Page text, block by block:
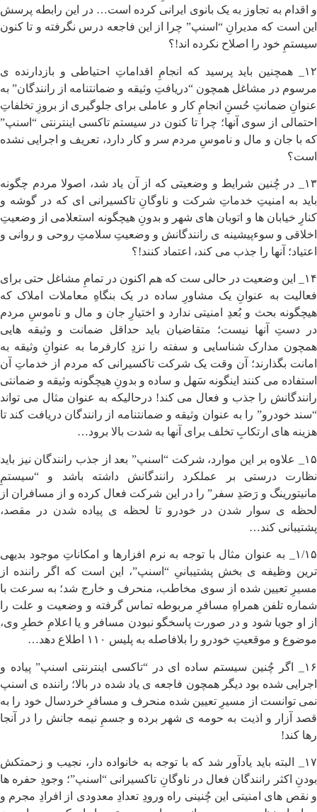
و اقدام به تجاوز به یک بانوی ایرانی کرده است… در این رابطه پرسش
این است که مدیرانِ “اسنپ” چرا از این فاجعه درس نگرفته و تا کنون
سیستمِ خود را اصلاح نکرده اند!؟
۱۲_ همچنین باید پرسید که انجامِ اقداماتِ احتیاطی و بازدارنده ی
مرسوم در مشاغل همچون “دریافتِ وثیقه و ضمانتنامه از رانندگان” به
عنوانِ ضمانتِ حُسنِ انجامِ کار و عاملی برای جلوگیری از بروزِ تخلفاتِ
احتمالی از سوی آنها؛ چرا تا کنون در سیستم تاکسی اینترنتی “اسنپ”
که با جان و مال و ناموسِ مردم سر و کار دارد، تعریف و اجرایی نشده
است؟
۱۳_ در چُنین شرایط و وضعیتی که از آن یاد شد، اصولا مردم چگونه
باید به امنیتِ خدماتِ شرکت و ناوگانِ تاکسیرانی ای که در گوشه و
کنارِ خیابان ها و اتوبان های شهر و بدونِ هیچگونه استعلامی از وضعیتِ
اخلاقی و سوءپیشینه ی رانندگانش و وضعیتِ سلامتِ روحی و روانی و
اعتیاد؛ آنها را جذب می کند، اعتماد کنند!؟
۱۴_ این وضعیت در حالی ست که هم اکنون در تمامِ مشاغل حتی برای
فعالیت به عنوانِ یک مشاورِ ساده در یک بنگاهِ معاملات املاک که
هیچگونه بحث و بُعدِ امنیتی ندارد و اختیارِ جان و مال و ناموسِ مردم
در دستِ آنها نیست؛ متقاضیان باید حداقل ضمانت و وثیقه هایی
همچون مدارک شناسایی و سفته را نزدِ کارفرما به عنوانِ وثیقه به
امانت بگذارند؛ آن وقت یک شرکت تاکسیرانی که مردم از خدماتِ آن
استفاده می کنند اینگونه سَهل و ساده و بدونِ هیچگونه وثیقه و ضمانتی
رانندگانش را جذب و فعال می کند! درحالیکه به عنوان مثال می تواند
“سند خودرو” را به عنوان وثیقه و ضمانتنامه از رانندگان دریافت کند تا
هزینه های ارتکابِ تخلف برای آنها به شدت بالا برود…
۱۵_ علاوه بر این موارد، شرکت “اسنپ” بعد از جذب رانندگان نیز باید
نظارت درستی بر عملکرد رانندگانش داشته باشد و “سیستمِ
مانیتورینگ و رَصَدِ سفر” را در این شرکت فعال کرده و از مسافران از
لحظه ی سوار شدن در خودرو تا لحظه ی پیاده شدن در مقصد،
پشتیبانی کند…
۱/۱۵_ به عنوان مثال با توجه به نرم افزارها و امکاناتِ موجود بدیهی
ترین وظیفه ی بخش پشتیبانیِ “اسنپ”، این است که اگر راننده از
مسیرِ تعیین شده از سوی مخاطب، منحرف و خارج شد؛ به سرعت با
شماره تلفن همراهِ مسافرِ مربوطه تماس گرفته و وضعیت و علت را
از او جویا شود و در صورت پاسخگو نبودن مسافر و یا اعلامِ خطرِ وی،
موضوع و موقعیتِ خودرو را بلافاصله به پلیس ۱۱۰ اطلاع دهد…
۱۶_ اگر چُنین سیستم ساده ای در “تاکسی اینترنتی اسنپ” پیاده و
اجرایی شده بود دیگر همچون فاجعه ی یاد شده در بالا؛ راننده ی اسنپ
نمی توانست از مسیرِ تعیین شده منحرف و مسافرِ خردسال خود را به
قصد آزار و اذیت به حومه ی شهر برده و جسمِ نیمه جانش را در آنجا
رها کند!
۱۷_ البته باید یادآور شد که با توجه به خانواده دار، نجیب و زحمتکش
بودنِ اکثر رانندگان فعال در ناوگانِ تاکسیرانی “اسنپ”؛ وجودِ حفره ها
و نقص های امنیتی این چُنینی راه ورودِ تعدادِ معدودی از افرادِ مجرم و